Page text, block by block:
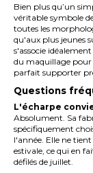
Bien plus qu’un
véritable symbole
toutes les
qu'aux plus jeunes
s'associe
du maquillage pour
parfait supporter
Questions
L'écharpe
Absolument. Sa
spécifiquement
l'année. Elle ne
estivale, ce qui en
défilés de juillet.